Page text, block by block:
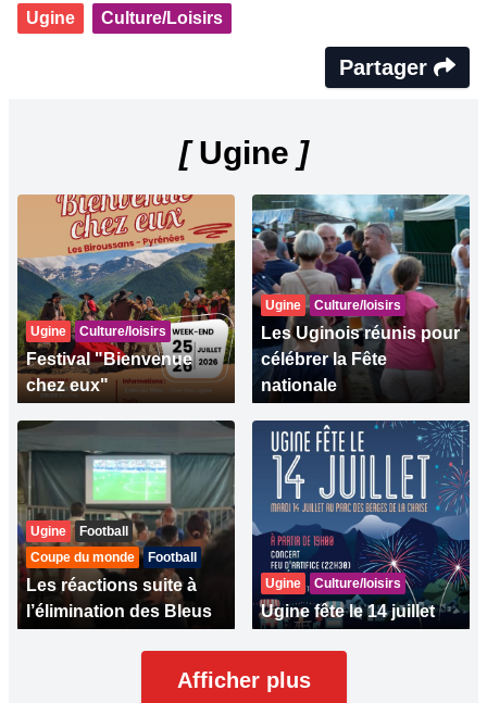
Ugine Culture/Loisirs
Partager
[Ugine ]
Ugine Culture/loisirs
Festival "Bienvenue
chez eux"
Ugine Culture/loisirs
Les Uginois réunis pour
célébrer la Fête
nationale
Ugine
Football
Coupe du monde
Football
Les réactions suite à
l’élimination des Bleus
Ugine Culture/loisirs
Ugine fête le 14 juillet
Afficher plus